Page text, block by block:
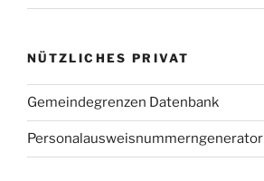
NÜTZLICHES PRIVAT
Gemeindegrenzen Datenbank
Personalausweisnummerngenerator